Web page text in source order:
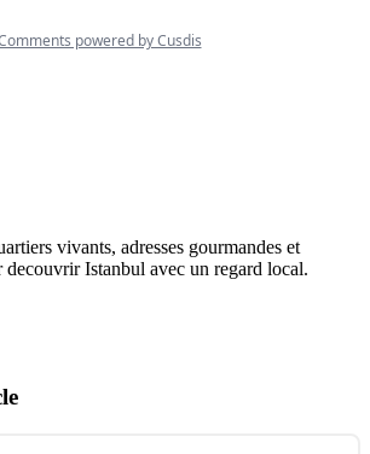
vivants, adresses gourmandes et
decouvrir Istanbul avec un regard local.